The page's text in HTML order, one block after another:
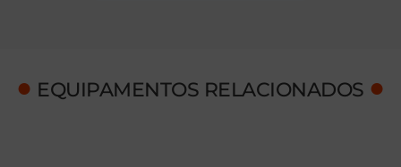
● EQUIPAMENTOS RELACIONADOS ●